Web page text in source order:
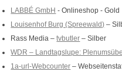
LABBÉ GmbH - Onlineshop - Gold
Louisenhof Burg (Spreewald) –
Rass Media –tvbutler – Silber
WDR – Landtagslupe:
1a-url-Webcounter –